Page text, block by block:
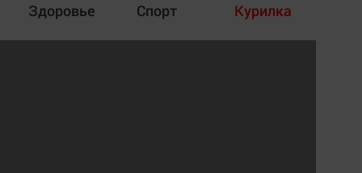
Здоровье Спорт Курилка